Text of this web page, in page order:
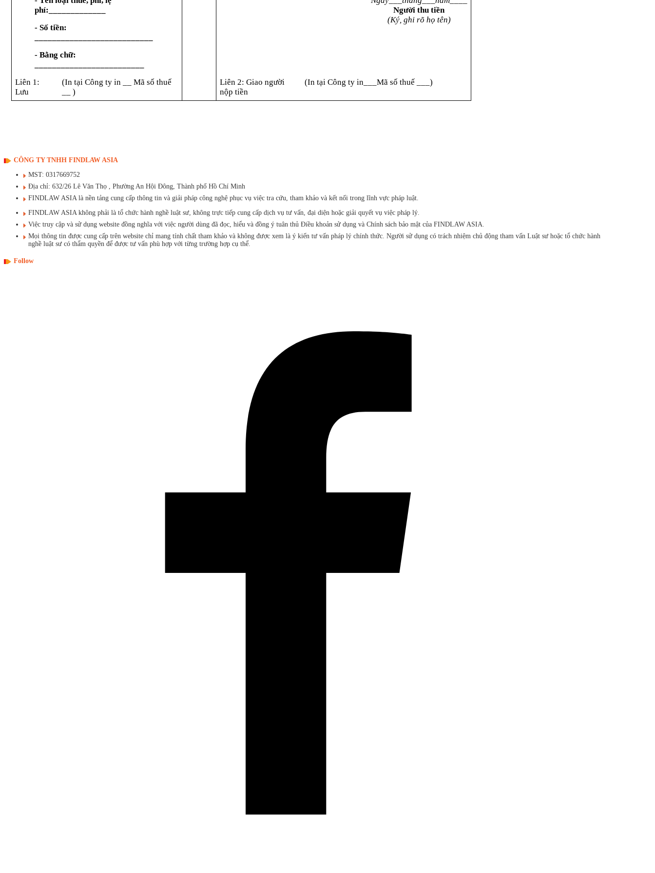
phí:_____________
- Số tiền:
- Bằng chữ:
Người thu tiền
(Ký, ghi rõ họ tên)
Liên 1:
Lưu
(In tại Công ty in __ Mã số thuế
__ )
Liên 2: Giao người
nộp tiền
(In tại Công ty in___Mã số thuế ___)
CÔNG TY TNHH FINDLAW ASIA
MST: 0317669752
Địa chỉ: 632/26 Lê Văn Thọ , Phường An Hội Đông, Thành phố Hồ Chí Minh
FINDLAW ASIA là nền tảng cung cấp thông tin và giải pháp công nghệ phục vụ việc tra cứu, tham khảo và kết nối trong lĩnh vực pháp luật.
FINDLAW ASIA không phải là tổ chức hành nghề luật sư, không trực tiếp cung cấp dịch vụ tư vấn, đại diện hoặc giải quyết vụ việc pháp lý.
Việc truy cập và sử dụng website đồng nghĩa với việc người dùng đã đọc, hiểu và đồng ý tuân thủ Điều khoản sử dụng và Chính sách bảo mật của FINDLAW ASIA.
Mọi thông tin được cung cấp trên website chỉ mang tính chất tham khảo và không được xem là ý kiến tư vấn pháp lý chính thức. Người sử dụng có trách nhiệm chủ động tham vấn Luật sư hoặc tổ chức hành
nghề luật sư có thẩm quyền để được tư vấn phù hợp với từng trường hợp cụ thể.
Follow